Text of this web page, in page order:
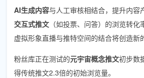
AI生成内容与人工审核相结合，提升内容
交互式推文 （如投票、问答）的浏览转
虚拟形象直播与推特空间的结合将创造新
粉丝库正在测试的元宇宙概念推文初步数
得传统推文2.3倍的初始浏览量。